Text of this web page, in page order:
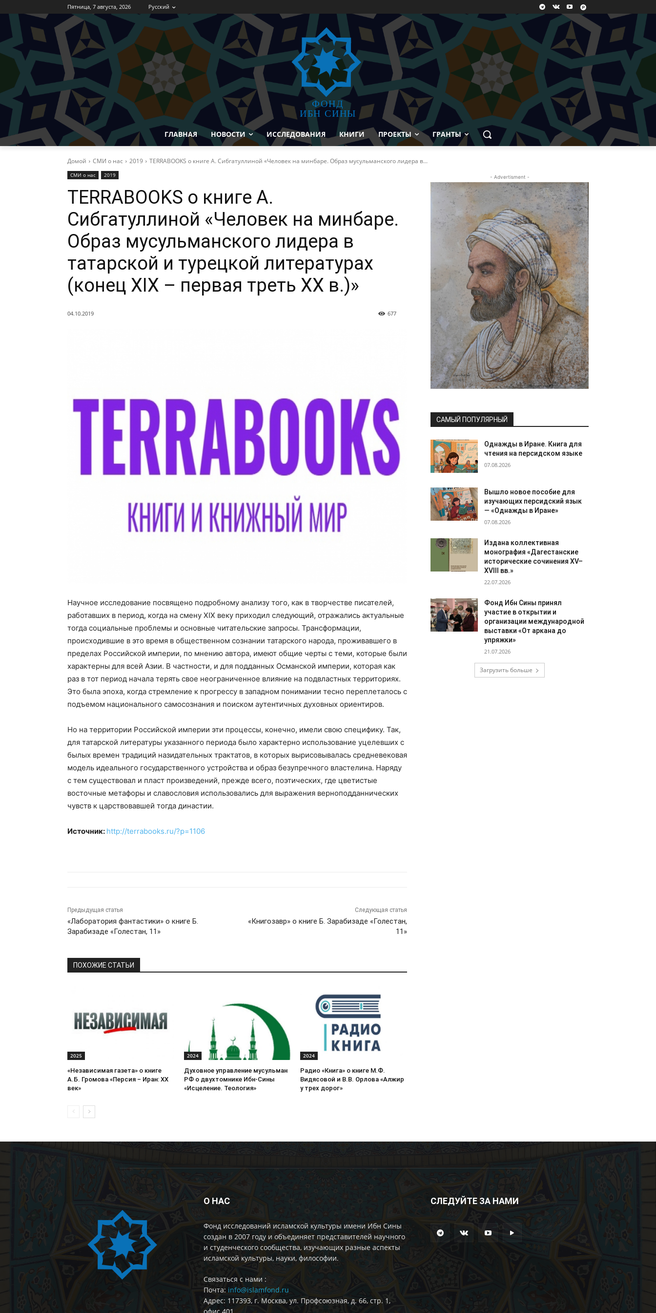
Пятница, 7 августа, 2026 Русский
ФОНД
ИБН СИНЫ
ГЛАВНАЯ НОВОСТИ ИССЛЕДОВАНИЯ КНИГИ ПРОЕКТЫ ГРАНТЫ
Домой СМИ о нас 2019 TERRABOOKS о книге А. Сибгатуллиной «Человек на минбаре. Образ мусульманского лидера в...
СМИ о нас 2019
TERRABOOKS о книге А.
Сибгатуллиной «Человек на минбаре.
Образ мусульманского лидера в
татарской и турецкой литературах
(конец ХIХ – первая треть ХХ в.)»
04.10.2019 677
Научное исследование посвящено подробному анализу того, как в творчестве писателей,
работавших в период, когда на смену XIX веку приходил следующий, отражались актуальные
тогда социальные проблемы и основные читательские запросы. Трансформации,
происходившие в это время в общественном сознании татарского народа, проживавшего в
пределах Российской империи, по мнению автора, имеют общие черты с теми, которые были
характерны для всей Азии. В частности, и для подданных Османской империи, которая как
раз в тот период начала терять свое неограниченное влияние на подвластных территориях.
Это была эпоха, когда стремление к прогрессу в западном понимании тесно переплеталось с
подъемом национального самосознания и поиском аутентичных духовных ориентиров.
Но на территории Российской империи эти процессы, конечно, имели свою специфику. Так,
для татарской литературы указанного периода было характерно использование уцелевших с
былых времен традиций назидательных трактатов, в которых вырисовывалась средневековая
модель идеального государственного устройства и образ безупречного властелина. Наряду
с тем существовал и пласт произведений, прежде всего, поэтических, где цветистые
восточные метафоры и славословия использовались для выражения верноподданнических
чувств к царствовавшей тогда династии.
Источник: http://terrabooks.ru/?p=1106
Предыдущая статья
«Лаборатория фантастики» о книге Б.
Зарабизаде «Голестан, 11»
Следующая статья
«Книгозавр» о книге Б. Зарабизаде «Голестан,
11»
ПОХОЖИЕ СТАТЬИ
2025
«Независимая газета» о книге
А.Б. Громова «Персия – Иран: ХХ
век»
2024
Духовное управление мусульман
РФ о двухтомнике Ибн-Сины
«Исцеление. Теология»
2024
Радио «Книга» о книге М.Ф.
Видясовой и В.В. Орлова «Алжир
у трех дорог»
- Advertisment -
САМЫЙ ПОПУЛЯРНЫЙ
Однажды в Иране. Книга для
чтения на персидском языке
07.08.2026
Вышло новое пособие для
изучающих персидский язык
— «Однажды в Иране»
07.08.2026
Издана коллективная
монография «Дагестанские
исторические сочинения XV–
XVIII вв.»
22.07.2026
Фонд Ибн Сины принял
участие в открытии и
организации международной
выставки «От аркана до
упряжки»
21.07.2026
Загрузить больше
О НАС
Фонд исследований исламской культуры имени Ибн Сины
создан в 2007 году и объединяет представителей научного
и студенческого сообщества, изучающих разные аспекты
исламской культуры, науки, философии.
Cвязаться с нами :
Почта: info@islamfond.ru
Адрес: 117393, г. Москва, ул. Профсоюзная, д. 66, стр. 1,
СЛЕДУЙТЕ ЗА НАМИ